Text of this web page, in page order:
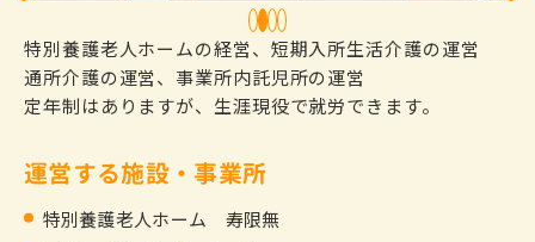
1 234
特別養護老人ホームの経営、短期入所生活介護の運営
通所介護の運営、事業所内託児所の運営
定年制はありますが、生涯現役で就労できます。
運営する施設・事業所
特別養護老人ホーム 寿限無